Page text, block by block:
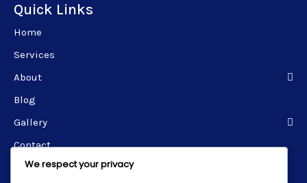
Quick Links
Home
Services
About
Blog
Gallery
Contact
We respect your privacy